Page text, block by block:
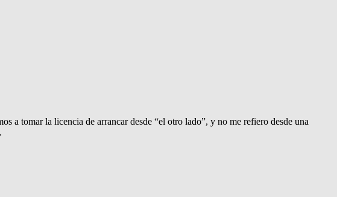
a tomar la licencia de arrancar desde “el otro lado”, y no me refiero desde una